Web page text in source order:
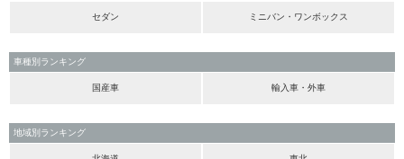
セダン ミニバン・ワンボックス
車種別ランキング
国産車 輸入車・外車
地域別ランキング